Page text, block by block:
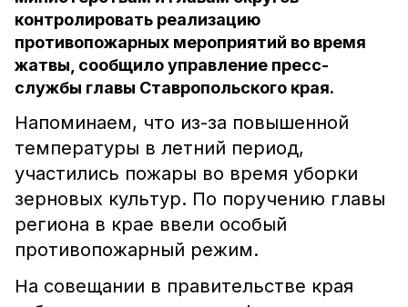
контролировать реализацию
противопожарных мероприятий во время
жатвы, сообщило управление пресс-
службы главы Ставропольского края.
Напоминаем, что из-за повышенной
температуры в летний период,
участились пожары во время уборки
зерновых культур. По поручению главы
региона в крае ввели особый
противопожарный режим.
На совещании в правительстве края